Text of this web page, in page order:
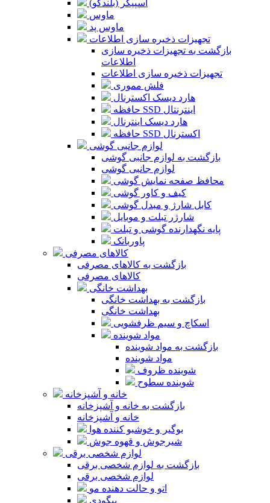
اسپیکر (بلندگو)
ماوس
ماوس پد
تجهیزات ذخیره سازی اطلاعات
بازگشت به تجهیزات ذخیره سازی
اطلاعات
تجهیزات ذخیره سازی اطلاعات
فلش مموری
هارد دیسک اکسترنال
حافظه SSD اینترنتال
هارد دیسک اینترنال
حافظه SSD اکسترنال
لوازم جانبی گوشی
بازگشت به لوازم جانبی گوشی
لوازم جانبی گوشی
محافظ صفحه نمایش گوشی
کیف و کاور گوشی
کابل شارژ و مبدل گوشی
شارژر تبلت و موبایل
پایه نگهدارنده گوشی و تبلت
پاوربانک
کالاهای مصرفی
بازگشت به کالاهای مصرفی
کالاهای مصرفی
بهداشت خانگی
بازگشت به بهداشت خانگی
بهداشت خانگی
اسکاچ و سیم ظرفشویی
مواد شوینده
بازگشت به مواد شوینده
مواد شوینده
شوینده ظروف
شوینده سطوح
خانه و آشپزخانه
بازگشت به خانه و آشپزخانه
خانه و آشپزخانه
بوگیر و خوشبو کننده هوا
شیرجوش و قهوه جوش
لوازم شخصی برقی
بازگشت به لوازم شخصی برقی
لوازم شخصی برقی
اتو و حالت دهنده مو
بیگودی